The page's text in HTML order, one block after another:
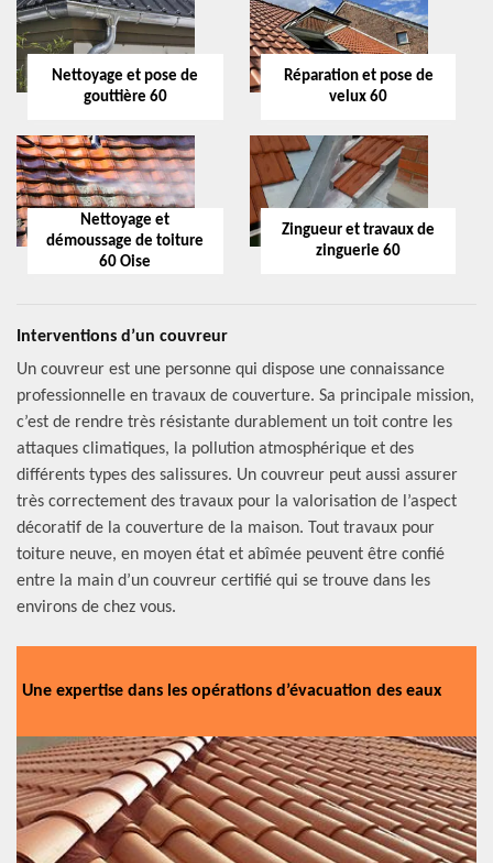
Nettoyage et pose de
gouttière 60
Réparation et pose de
velux 60
Nettoyage et
démoussage de toiture
60 Oise
Zingueur et travaux de
zinguerie 60
Interventions d’un couvreur
Un couvreur est une personne qui dispose une connaissance
professionnelle en travaux de couverture. Sa principale mission,
c’est de rendre très résistante durablement un toit contre les
attaques climatiques, la pollution atmosphérique et des
différents types des salissures. Un couvreur peut aussi assurer
très correctement des travaux pour la valorisation de l’aspect
décoratif de la couverture de la maison. Tout travaux pour
toiture neuve, en moyen état et abîmée peuvent être confié
entre la main d’un couvreur certifié qui se trouve dans les
environs de chez vous.
Une expertise dans les opérations d’évacuation des eaux